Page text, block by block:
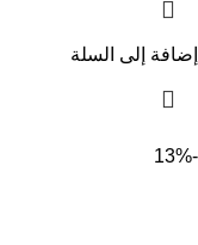
إضافة إلى السلة
-13%